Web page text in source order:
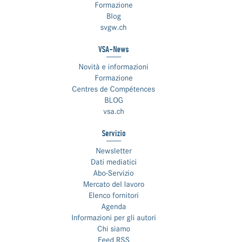
Formazione
Blog
svgw.ch
VSA-News
Novità e informazioni
Formazione
Centres de Compétences
BLOG
vsa.ch
Servizio
Newsletter
Dati mediatici
Abo-Servizio
Mercato del lavoro
Elenco fornitori
Agenda
Informazioni per gli autori
Chi siamo
Feed RSS